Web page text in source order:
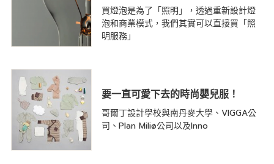
買燈泡是為了「照明」，透過重新設計燈
泡和商業模式，我們其實可以直接買「照
明服務」
要一直可愛下去的時尚嬰兒服！
哥爾丁設計學校與南丹麥大學、VIGGA公
司、Plan Miliø公司以及Inno